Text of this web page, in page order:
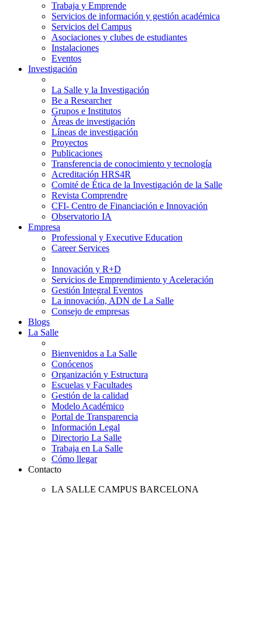
Trabaja y Emprende
Servicios de información y gestión académica
Servicios del Campus
Asociaciones y clubes de estudiantes
Instalaciones
Eventos
Investigación
La Salle y la Investigación
Be a Researcher
Grupos e Institutos
Áreas de investigación
Líneas de investigación
Proyectos
Publicaciones
Transferencia de conocimiento y tecnología
Acreditación HRS4R
Comité de Ética de la Investigación de la Salle
Revista Comprendre
CFI- Centro de Financiación e Innovación
Observatorio IA
Empresa
Professional y Executive Education
Career Services
Innovación y R+D
Servicios de Emprendimiento y Aceleración
Gestión Integral Eventos
La innovación, ADN de La Salle
Consejo de empresas
Blogs
La Salle
Bienvenidos a La Salle
Conócenos
Organización y Estructura
Escuelas y Facultades
Gestión de la calidad
Modelo Académico
Portal de Transparencia
Información Legal
Directorio La Salle
Trabaja en La Salle
Cómo llegar
Contacto
LA SALLE CAMPUS BARCELONA